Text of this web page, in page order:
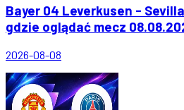
Bayer 04 Leverkusen -
gdzie oglądać mecz
2026-08-08